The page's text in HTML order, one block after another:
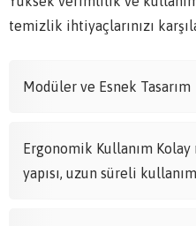
temizlik ihtiyaçlarınızı
Modüler ve Esnek Tasarım
Ergonomik Kullanım
yapısı, uzun süreli